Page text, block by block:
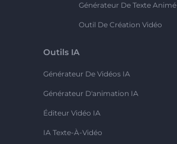
Générateur De Texte Animé
Outil De Création Vidéo
Outils IA
Générateur De Vidéos IA
Générateur D'animation IA
Éditeur Vidéo IA
IA Texte-À-Vidéo